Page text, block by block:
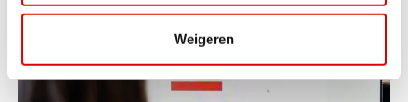
Weigeren